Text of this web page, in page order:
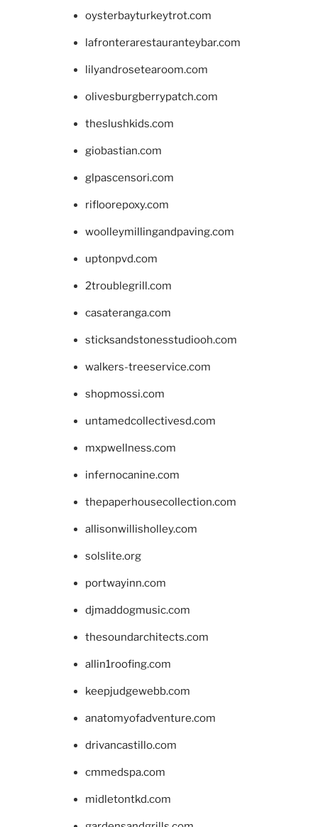
oysterbayturkeytrot.com
lafronterarestauranteybar.com
lilyandrosetearoom.com
olivesburgberrypatch.com
theslushkids.com
giobastian.com
glpascensori.com
rifloorepoxy.com
woolleymillingandpaving.com
uptonpvd.com
2troublegrill.com
casateranga.com
sticksandstonesstudiooh.com
walkers-treeservice.com
shopmossi.com
untamedcollectivesd.com
mxpwellness.com
infernocanine.com
thepaperhousecollection.com
allisonwillisholley.com
solslite.org
portwayinn.com
djmaddogmusic.com
thesoundarchitects.com
allin1roofing.com
keepjudgewebb.com
anatomyofadventure.com
drivancastillo.com
cmmedspa.com
midletontkd.com